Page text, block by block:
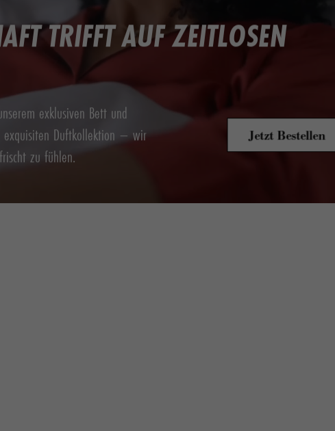
TRIFFT AUF ZEITLOSEN
exklusiven Bett und
exquisiten Duftkollektion – wir
zu fühlen.
Jetzt Bestellen